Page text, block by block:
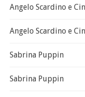
Angelo Scardino e
Angelo Scardino e
Sabrina Puppin
Sabrina Puppin